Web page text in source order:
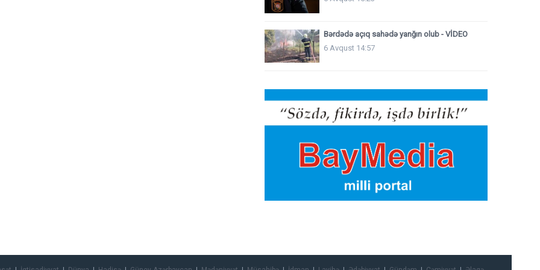
Bərdədə açıq sahədə yanğın olub - VİDEO
6 Avqust 14:57